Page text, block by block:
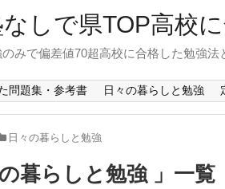
しで県TOP高校
みで偏差値70超高校に合格した勉強
問題集・参考書 日々の暮らしと勉強
日々の暮らしと勉強
の暮らしと勉強 」一覧